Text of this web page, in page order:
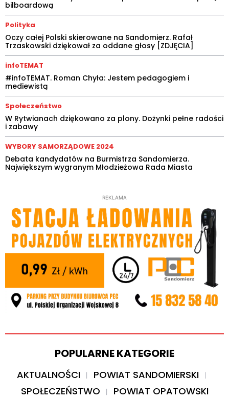
bilboardową
Polityka
Oczy całej Polski skierowane na Sandomierz. Rafał
Trzaskowski dziękował za oddane głosy [ZDJĘCIA]
infoTEMAT
#infoTEMAT. Roman Chyła: Jestem pedagogiem i
mediewistą
Społeczeństwo
W Rytwianach dziękowano za plony. Dożynki pełne radości
i zabawy
WYBORY SAMORZĄDOWE 2024
Debata kandydatów na Burmistrza Sandomierza.
Największym wygranym Młodzieżowa Rada Miasta
REKLAMA
POPULARNE KATEGORIE
AKTUALNOŚCI
POWIAT SANDOMIERSKI
SPOŁECZEŃSTWO
POWIAT OPATOWSKI